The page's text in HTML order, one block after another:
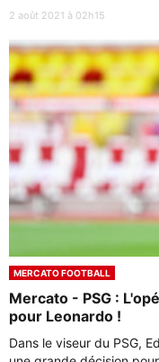
2 août 2021 à 02h15
MERCATO FOOTBALL
Mercato - PSG :
pour Leonardo !
Dans le viseur du PSG,